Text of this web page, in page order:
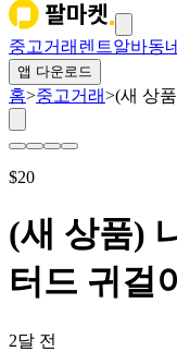
중고거래 렌트알바동
앱 다운로드
홈>중고거래>(새 상
$20
(새 상품)
터드 귀걸
2달 전